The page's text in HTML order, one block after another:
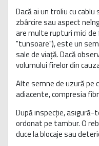
Dacă ai un troliu cu
zbârcire sau aspect
are multe rupturi mici de
"tunsoare"), este un
sale de viață. Dacă
volumului firelor din
Alte semne de uzură pe
adiacente, compresia
După inspecție, asigură-
ordonat pe tambur. O
duce la blocaje sau